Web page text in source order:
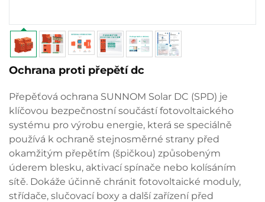
Ochrana proti přepětí dc
Přepěťová ochrana SUNNOM Solar DC (SPD) je
klíčovou bezpečnostní součástí fotovoltaického
systému pro výrobu energie, která se speciálně
používá k ochraně stejnosměrné strany před
okamžitým přepětím (špičkou) způsobeným
úderem blesku, aktivací spínače nebo kolísáním
sítě. Dokáže účinně chránit fotovoltaické moduly,
střídače, slučovací boxy a další zařízení před